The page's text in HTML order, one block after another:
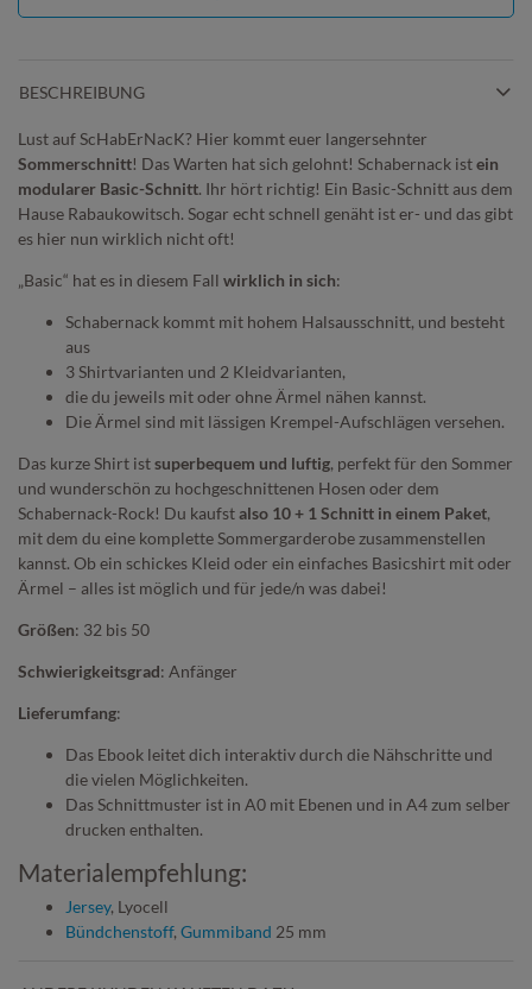
BESCHREIBUNG
Lust auf ScHabErNacK? Hier kommt euer langersehnter
Sommerschnitt! Das Warten hat sich gelohnt! Schabernack istein
modularer Basic-Schnitt. Ihr hört richtig! Ein Basic-Schnitt aus dem
Hause Rabaukowitsch. Sogar echt schnell genäht ist er- und das gibt
es hier nun wirklich nicht oft!
„Basic“ hat es in diesem Fall wirklich in sich:
Schabernack kommt mit hohem Halsausschnitt, und besteht
aus
3 Shirtvarianten und 2 Kleidvarianten,
die du jeweils mit oder ohne Ärmel nähen kannst.
Die Ärmel sind mit lässigen Krempel-Aufschlägen versehen.
Das kurze Shirt istsuperbequem und luftig, perfekt für den Sommer
und wunderschön zu hochgeschnittenen Hosen oder dem
Schabernack-Rock! Du kaufstalso 10 + 1 Schnitt in einem Paket,
mit dem du eine komplette Sommergarderobe zusammenstellen
kannst. Ob ein schickes Kleid oder ein einfaches Basicshirt mit oder
Ärmel – alles ist möglich und für jede/n was dabei!
Größen: 32 bis 50
Schwierigkeitsgrad: Anfänger
Lieferumfang:
Das Ebook leitet dich interaktiv durch die Nähschritte und
die vielen Möglichkeiten.
Das Schnittmuster ist in A0 mit Ebenen und in A4 zum selber
drucken enthalten.
Materialempfehlung:
Jersey, Lyocell
Bündchenstoff, Gummiband 25 mm